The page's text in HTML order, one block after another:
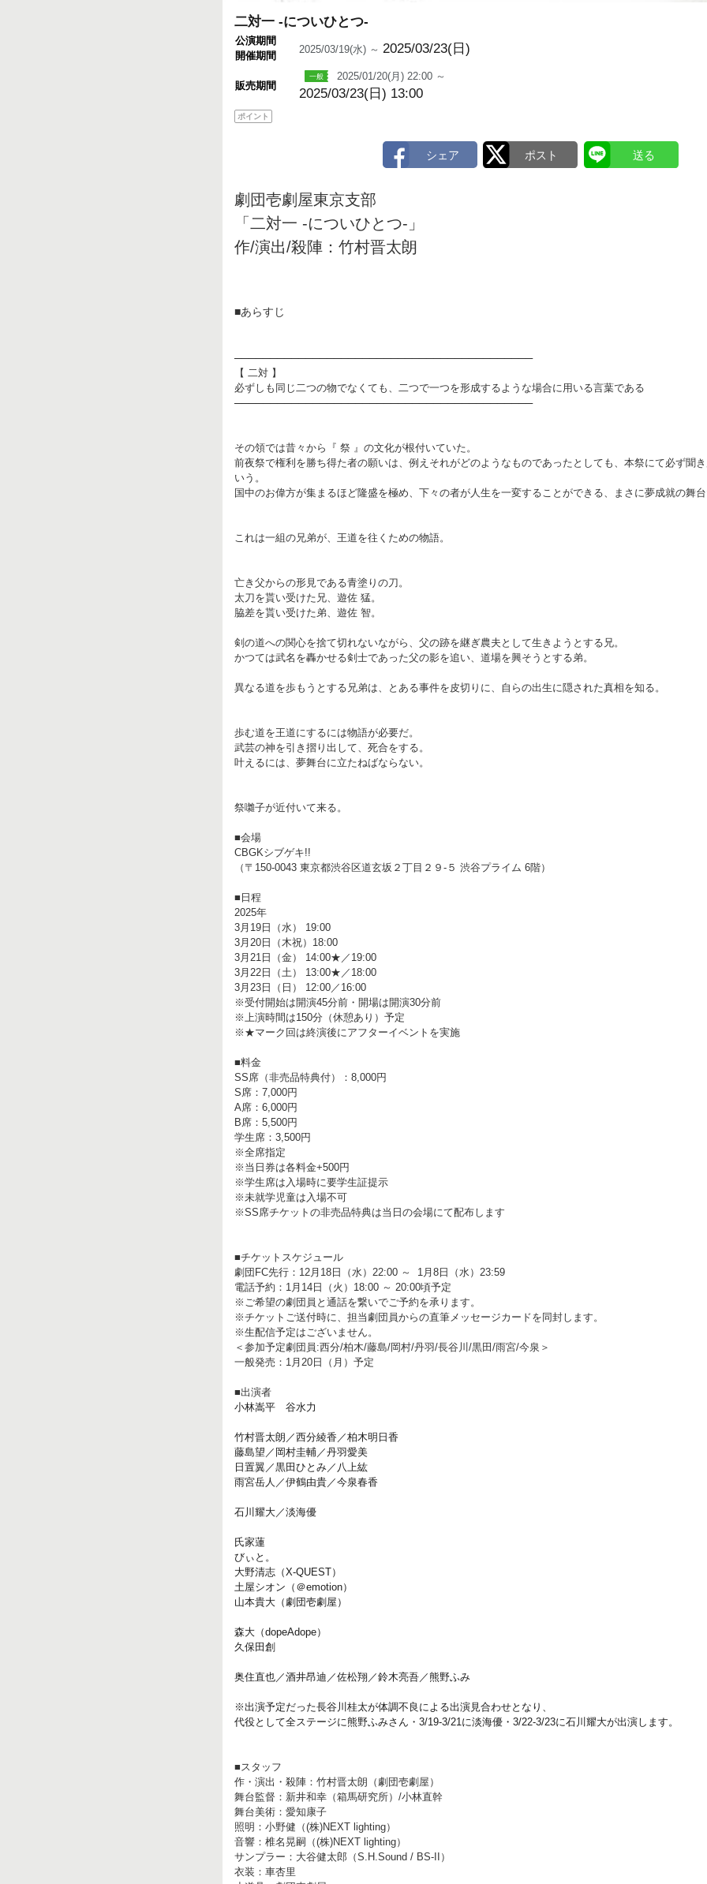
二対一 -についひとつ-
公演期間
開催期間
2025/03/19(水) ～ 2025/03/23(日)
販売期間
2025/01/20(月) 22:00 ～
2025/03/23(日) 13:00
ポイント
劇団壱劇屋東京支部
「二対一 -についひとつ-」
作/演出/殺陣：竹村晋太朗
■あらすじ
──────────────────────────────────────────
【 二対 】
必ずしも同じ二つの物でなくても、二つで一つを形成するような場合に用いる言葉である
──────────────────────────────────────────
その領では昔々から『 祭 』の文化が根付いていた。
前夜祭で権利を勝ち得た者の願いは、例えそれがどのようなものであったとしても、本祭にて必ず聞
いう。
国中のお偉方が集まるほど隆盛を極め、下々の者が人生を一変することができる、まさに夢成就の舞
これは一組の兄弟が、王道を往くための物語。
亡き父からの形見である青塗りの刀。
太刀を貰い受けた兄、遊佐 猛。
脇差を貰い受けた弟、遊佐 智。
剣の道への関心を捨て切れないながら、父の跡を継ぎ農夫として生きようとする兄。
かつては武名を轟かせる剣士であった父の影を追い、道場を興そうとする弟。
異なる道を歩もうとする兄弟は、とある事件を皮切りに、自らの出生に隠された真相を知る。
歩む道を王道にするには物語が必要だ。
武芸の神を引き摺り出して、死合をする。
叶えるには、夢舞台に立たねばならない。
祭囃子が近付いて来る。
■会場
CBGKシブゲキ!!
（〒150-0043 東京都渋谷区道玄坂２丁目２９-５ 渋谷プライム 6階）
■日程
2025年
3月19日（水） 19:00
3月20日（木祝）18:00
3月21日（金） 14:00★／19:00
3月22日（土） 13:00★／18:00
3月23日（日） 12:00／16:00
※受付開始は開演45分前・開場は開演30分前
※上演時間は150分（休憩あり）予定
※★マーク回は終演後にアフターイベントを実施
■料金
SS席（非売品特典付）：8,000円
S席：7,000円
A席：6,000円
B席：5,500円
学生席：3,500円
※全席指定
※当日券は各料金+500円
※学生席は入場時に要学生証提示
※未就学児童は入場不可
※SS席チケットの非売品特典は当日の会場にて配布します
■チケットスケジュール
劇団FC先行：12月18日（水）22:00 ～ 1月8日（水）23:59
電話予約：1月14日（火）18:00 ～ 20:00頃予定
※ご希望の劇団員と通話を繋いでご予約を承ります。
※チケットご送付時に、担当劇団員からの直筆メッセージカードを同封します。
※生配信予定はございません。
＜参加予定劇団員:西分/柏木/藤島/岡村/丹羽/長谷川/黒田/雨宮/今泉＞
一般発売：1月20日（月）予定
■出演者
小林嵩平 谷水力
竹村晋太朗／西分綾香／柏木明日香
藤島望／岡村圭輔／丹羽愛美
日置翼／黒田ひとみ／八上紘
雨宮岳人／伊鶴由貴／今泉春香
石川耀大／淡海優
氏家蓮
びぃと。
大野清志（X-QUEST）
土屋シオン（＠emotion）
山本貴大（劇団壱劇屋）
森大（dopeAdope）
久保田創
奥住直也／酒井昂迪／佐松翔／鈴木亮吾／熊野ふみ
※出演予定だった長谷川桂太が体調不良による出演見合わせとなり、
代役として全ステージに熊野ふみさん・3/19-3/21に淡海優・3/22-3/23に石川耀大が出演します。
■スタッフ
作・演出・殺陣：竹村晋太朗（劇団壱劇屋）
舞台監督：新井和幸（箱馬研究所）/小林直幹
舞台美術：愛知康子
照明：小野健（(株)NEXT lighting）
音響：椎名晃嗣（(株)NEXT lighting）
サンプラー：大谷健太郎（S.H.Sound / BS-II）
衣装：車杏里